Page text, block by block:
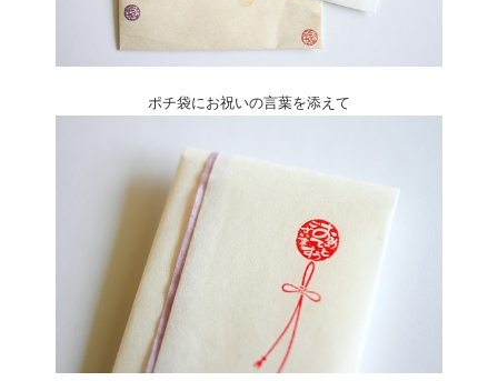
ポチ袋にお祝いの言葉を添えて